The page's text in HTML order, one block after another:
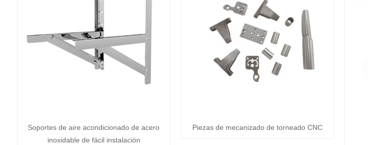
Soportes de aire acondicionado de acero
inoxidable de fácil instalación
Piezas de mecanizado de torneado CNC